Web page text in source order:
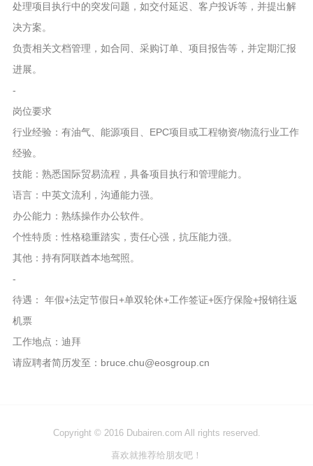
处理项目执行中的突发问题，如交付延迟、客户投诉等，并提出解
决方案。
负责相关文档管理，如合同、采购订单、项目报告等，并定期汇报
进展。
-
岗位要求
行业经验：有油气、能源项目、EPC项目或工程物资/物流行业工作
经验。
技能：熟悉国际贸易流程，具备项目执行和管理能力。
语言：中英文流利，沟通能力强。
办公能力：熟练操作办公软件。
个性特质：性格稳重踏实，责任心强，抗压能力强。
其他：持有阿联酋本地驾照。
-
待遇： 年假+法定节假日+单双轮休+工作签证+医疗保险+报销往返
机票
工作地点：迪拜
请应聘者简历发至：bruce.chu@eosgroup.cn
Copyright © 2016 Dubairen.com All rights reserved.
喜欢就推荐给朋友吧！